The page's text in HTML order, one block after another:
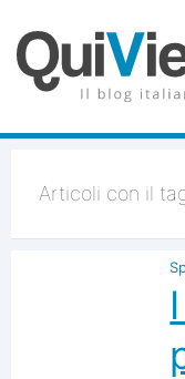
Articoli con il